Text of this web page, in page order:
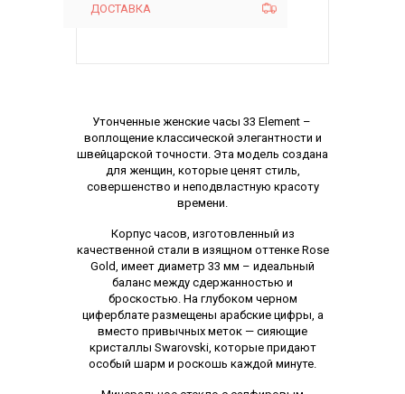
ДОСТАВКА
Описание
Утонченные женские часы 33 Element – ​​
воплощение классической элегантности и
швейцарской точности. Эта модель создана
для женщин, которые ценят стиль,
совершенство и неподвластную красоту
времени.
Корпус часов, изготовленный из
качественной стали в изящном оттенке Rose
Gold, имеет диаметр 33 мм – идеальный
баланс между сдержанностью и
броскостью. На глубоком черном
циферблате размещены арабские цифры, а
вместо привычных меток — сияющие
кристаллы Swarovski, которые придают
особый шарм и роскошь каждой минуте.